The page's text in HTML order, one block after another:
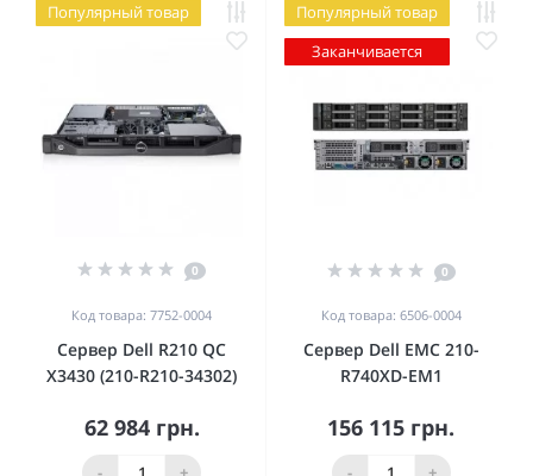
Популярный товар
0
Код товара: 7752-0004
Сервер Dell R210 QC
X3430 (210-R210-34302)
62 984 грн.
Популярный товар
Заканчивается
0
Код товара: 6506-0004
Сервер Dell EMC 210-
R740XD-EM1
156 115 грн.